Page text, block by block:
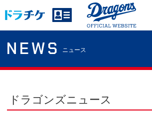
NEWS ニュース
ドラゴンズニュース